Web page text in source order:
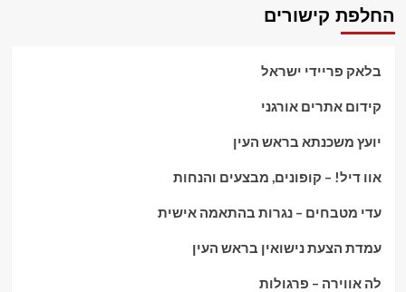
החלפת קישורים
בלאק פריידי ישראל
קידום אתרים אורגני
יועץ משכנתא בראש העין
אוו דיל! – קופונים, מבצעים והנחות
עדי מטבחים – נגרות בהתאמה אישית
עמדת הצעת נישואין בראש העין
לה אווירה – פרגולות